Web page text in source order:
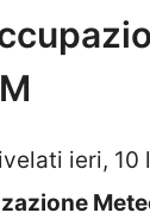
ieri, 10